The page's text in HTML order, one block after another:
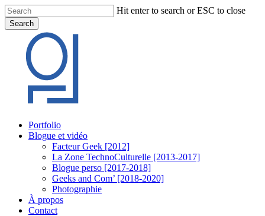
Skip
to
main
content
Hit enter to search or ESC to close
Search
Search
Menu
Portfolio
Blogue et vidéo
Facteur Geek [2012]
La Zone TechnoCulturelle [2013-2017]
Blogue perso [2017-2018]
Geeks and Com’ [2018-2020]
Photographie
À propos
Contact